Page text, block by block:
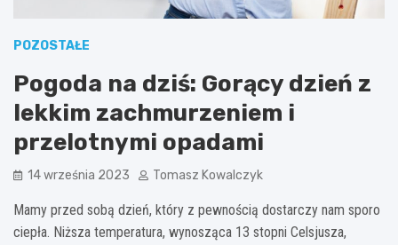
POZOSTAŁE
Pogoda na dziś: Gorący dzień z
lekkim zachmurzeniem i
przelotnymi opadami
14 września 2023 Tomasz Kowalczyk
Mamy przed sobą dzień, który z pewnością dostarczy nam sporo
ciepła. Niższa temperatura, wynosząca 13 stopni Celsjusza,